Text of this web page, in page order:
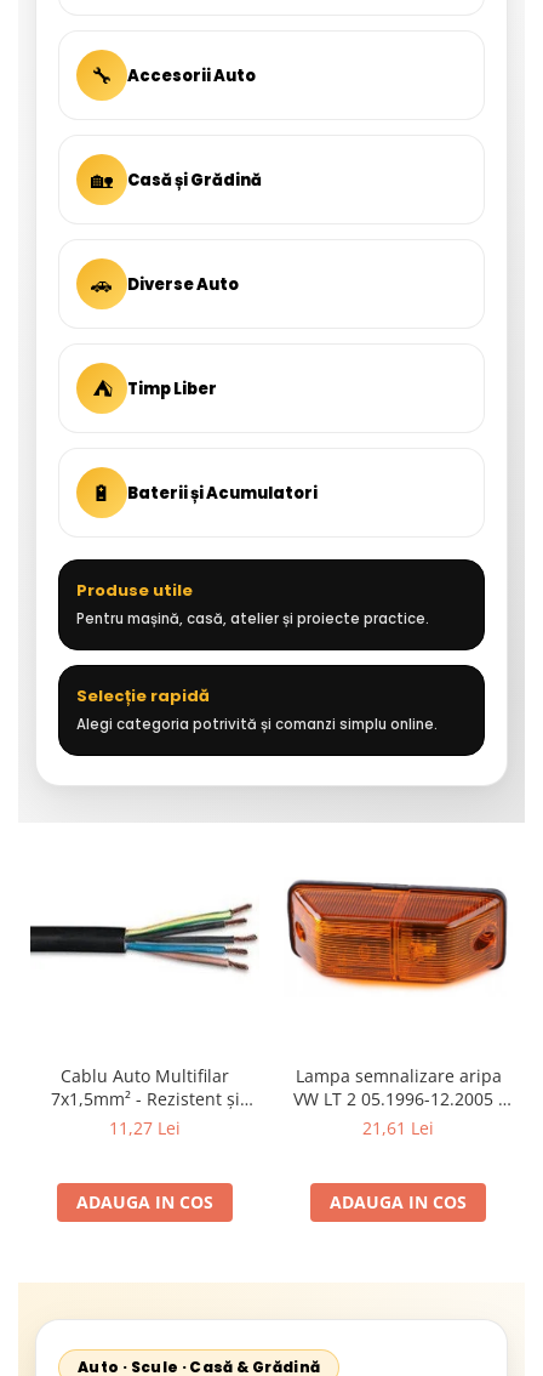
🔧 Accesorii Auto
🏡 Casă și Grădină
🚗 Diverse Auto
⛺ Timp Liber
🔋 Baterii și Acumulatori
Produse utile
Pentru mașină, casă, atelier și proiecte practice.
Selecție rapidă
Alegi categoria potrivită și comanzi simplu online.
Cablu Auto Multifilar
7x1,5mm² - Rezistent și
Flexibil pentru Remorci 12V-
11,27 Lei
ADAUGA IN COS
Lampa semnalizare aripa
VW LT 2 05.1996-12.2005 ;
Mercedes Sprinter 1995-
Neoplan Euroliner,
Starliner,Centroliner,
21,61 Lei
ADAUGA IN COS
Auto · Scule · Casă & Grădină